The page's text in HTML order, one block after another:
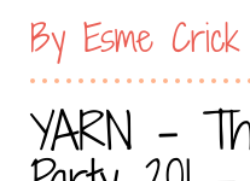
By Esme Crick
YARN -